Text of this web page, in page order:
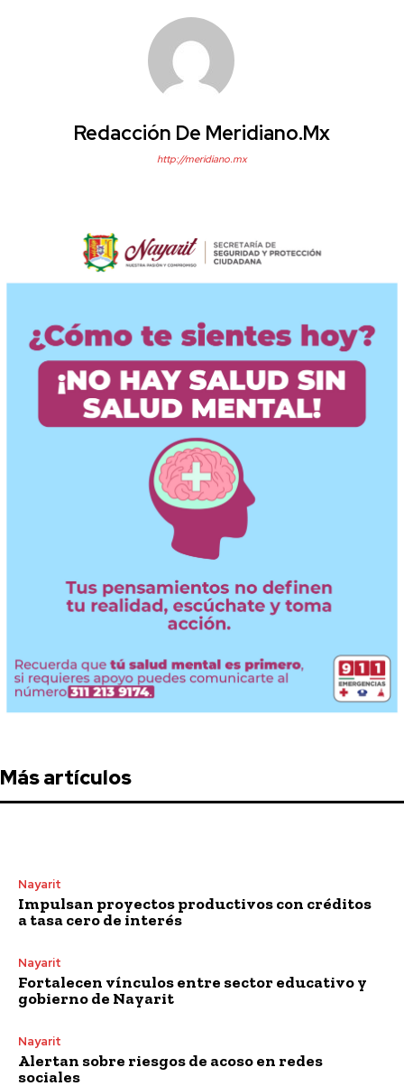
Redacción De Meridiano.mx
http://meridiano.mx
Más artículos
Nayarit
Impulsan proyectos productivos con créditos
a tasa cero de interés
Nayarit
Fortalecen vínculos entre sector educativo y
gobierno de Nayarit
Nayarit
Alertan sobre riesgos de acoso en redes
sociales